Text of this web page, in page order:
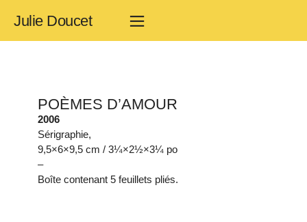
Julie Doucet
POÈMES D’AMOUR
2006
Sérigraphie,
9,5×6×9,5 cm / 3¼×2½×3¼ po
–
Boîte contenant 5 feuillets pliés.